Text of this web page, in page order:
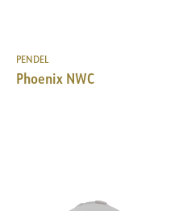
PENDEL
Phoenix NWC